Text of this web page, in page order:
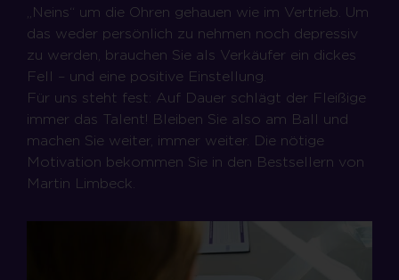
„Neins“ um die Ohren gehauen wie im Vertrieb. Um
das weder persönlich zu nehmen noch depressiv
zu werden, brauchen Sie als Verkäufer ein dickes
Fell – und eine positive Einstellung.
Für uns steht fest: Auf Dauer schlägt der Fleißige
immer das Talent! Bleiben Sie also am Ball und
machen Sie weiter, immer weiter. Die nötige
Motivation bekommen Sie in den Bestsellern von
Martin Limbeck.